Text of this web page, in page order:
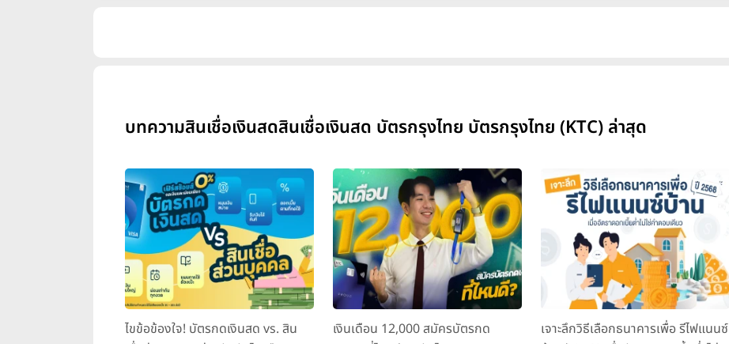
บทความสินเชื่อเงินสดสินเชื่อเงินสด บัตรกรุงไทย บัตรกรุงไทย (KTC) ล่าสุด
ไขข้อข้องใจ! บัตรกดเงินสด vs. สิน
เงินเดือน 12,000 สมัครบัตรกด
เจาะลึกวิธีเลือกธนาคารเพื่อ รีไฟแนนซ์